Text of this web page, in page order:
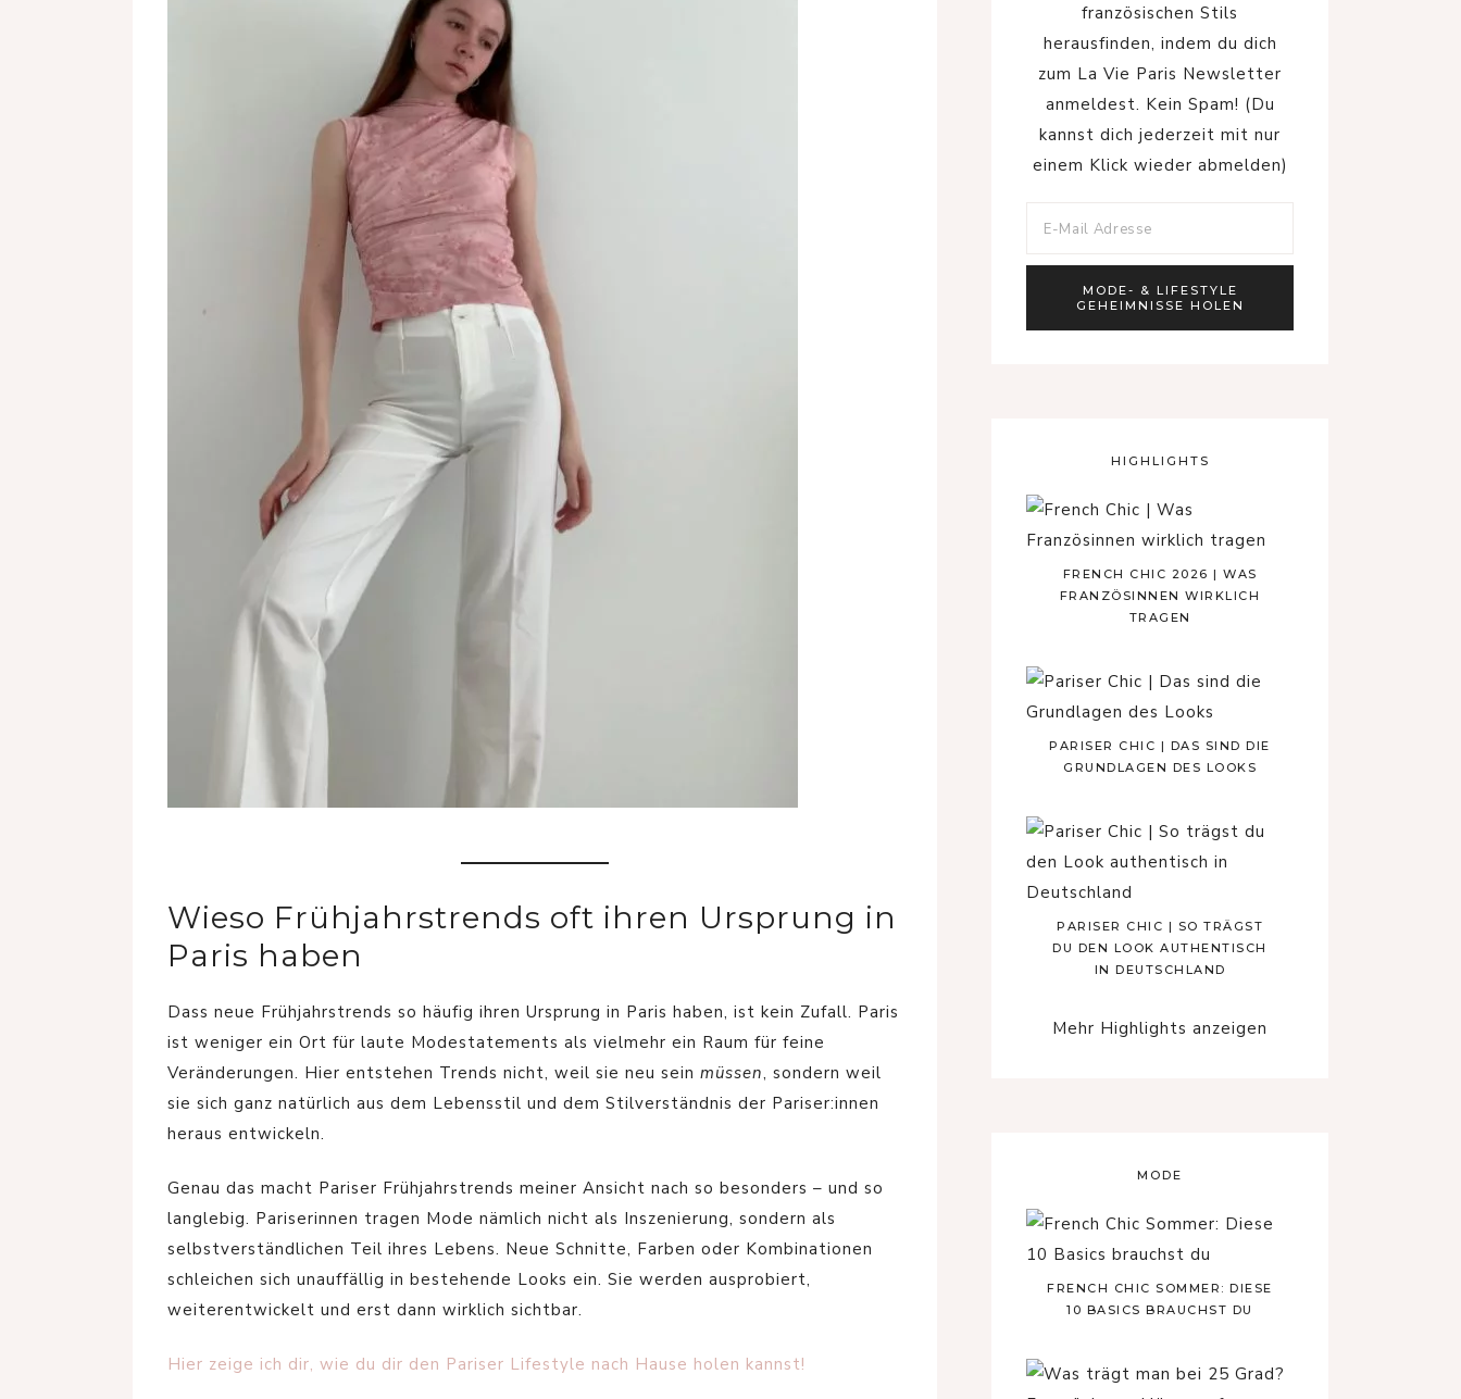
Wieso Frühjahrstrends oft ihren Ursprung in
Paris haben
Dass neue Frühjahrstrends so häufig ihren Ursprung in Paris haben, ist kein Zufall. Paris
ist weniger ein Ort für laute Modestatements als vielmehr ein Raum für feine
Veränderungen. Hier entstehen Trends nicht, weil sie neu sein müssen, sondern weil
sie sich ganz natürlich aus dem Lebensstil und dem Stilverständnis der Pariser:innen
heraus entwickeln.
Genau das macht Pariser Frühjahrstrends meiner Ansicht nach so besonders – und so
langlebig. Pariserinnen tragen Mode nämlich nicht als Inszenierung, sondern als
selbstverständlichen Teil ihres Lebens. Neue Schnitte, Farben oder Kombinationen
schleichen sich unauffällig in bestehende Looks ein. Sie werden ausprobiert,
weiterentwickelt und erst dann wirklich sichtbar.
Hier zeige ich dir, wie du dir den Pariser Lifestyle nach Hause holen kannst!
französischen Stils
herausfinden, indem du dich
zum La Vie Paris Newsletter
anmeldest. Kein Spam! (Du
kannst dich jederzeit mit nur
einem Klick wieder abmelden)
HIGHLIGHTS
FRENCH CHIC 2026 | WAS
FRANZÖSINNEN WIRKLICH
TRAGEN
PARISER CHIC | DAS SIND DIE
GRUNDLAGEN DES LOOKS
PARISER CHIC | SO TRÄGST
DU DEN LOOK AUTHENTISCH
IN DEUTSCHLAND
Mehr Highlights anzeigen
MODE
FRENCH CHIC SOMMER: DIESE
10 BASICS BRAUCHST DU